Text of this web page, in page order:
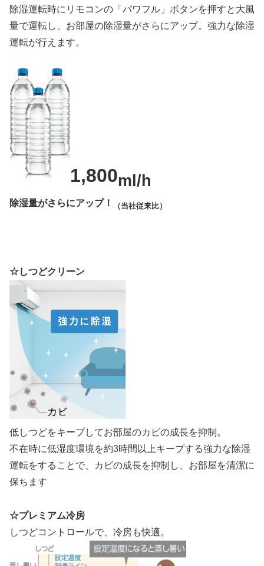
除湿運転時にリモコンの「パワフル」ボタンを押すと大風
量で運転し、お部屋の除湿量がさらにアップ。強力な除湿
運転が行えます。
1,800ml/h
除湿量がさらにアップ！ （当社従来比）
☆しつどクリーン
低しつどをキープしてお部屋のカビの成長を抑制。
不在時に低湿度環境を約3時間以上キープする強力な除湿
運転をすることで、カビの成長を抑制し、お部屋を清潔に
保ちます
☆プレミアム冷房
しつどコントロールで、冷房も快適。